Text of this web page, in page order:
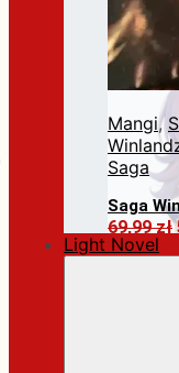
Mangi,
Saga
Saga
69,99zł
Dodaj
Light Novel